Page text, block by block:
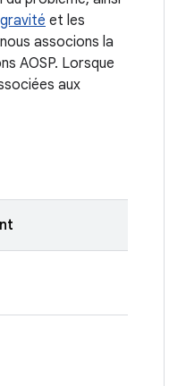
gravité et les
associons la
AOSP. Lorsque
aux